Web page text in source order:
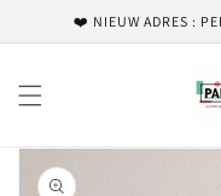
naar de
content
❤️ NIEUW ADRES :